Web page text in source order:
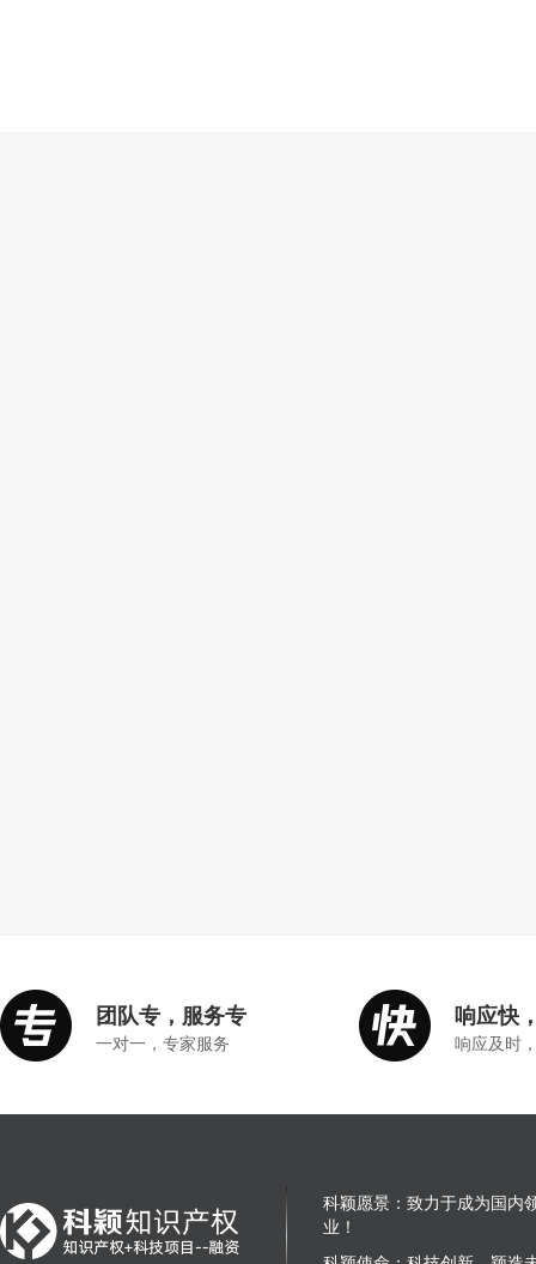
团队专，服务专
一对一，专家服务
响应快
响应及时
科颖愿景：致力于成为国内
业！